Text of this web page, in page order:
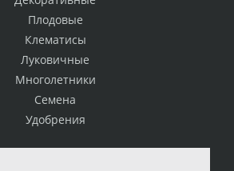
Плодовые
Клематисы
Луковичные
Многолетники
Семена
Удобрения